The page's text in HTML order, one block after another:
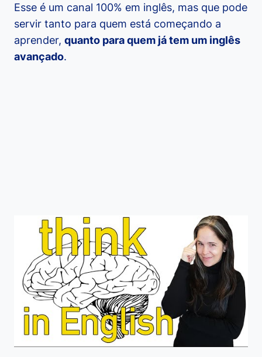
Esse é um canal 100% em inglês, mas que pode
servir tanto para quem está começando a
aprender, quanto para quem já tem um inglês
avançado.